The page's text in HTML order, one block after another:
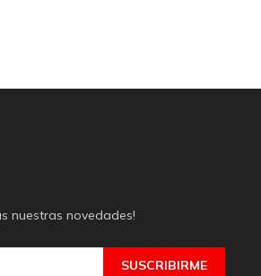
nuestras novedades!
SUSCRIBIRME